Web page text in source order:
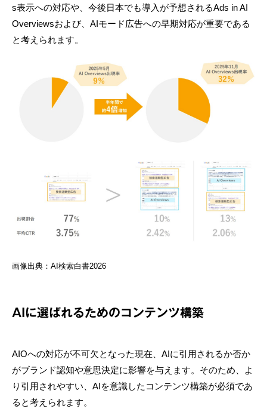
s表示への対応や、今後日本でも導入が予想されるAds in AI
Overviewsおよび、AIモード広告への早期対応が重要である
と考えられます。
画像出典：AI検索白書2026
AIに選ばれるためのコンテンツ構築
AIOへの対応が不可欠となった現在、AIに引用されるか否か
がブランド認知や意思決定に影響を与えます。そのため、よ
り引用されやすい、AIを意識したコンテンツ構築が必須であ
ると考えられます。